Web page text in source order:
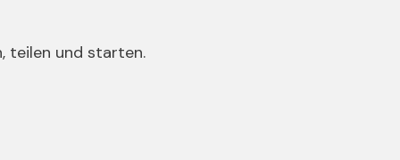
teilen und starten.